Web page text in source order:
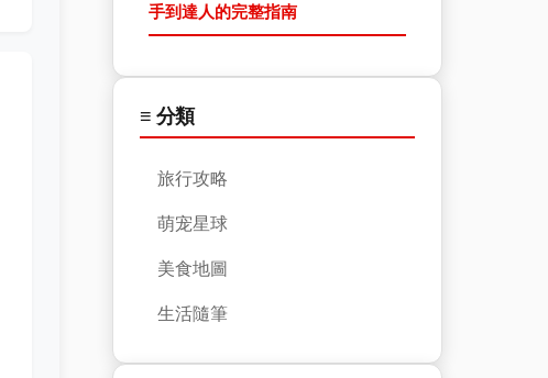
手到達人的完整指南
≡ 分類
旅行攻略
萌宠星球
美食地圖
生活隨筆